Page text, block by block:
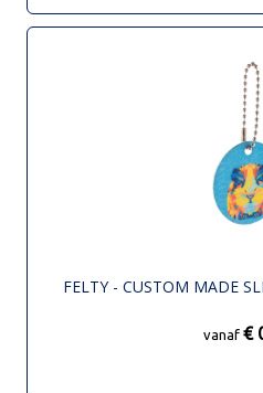
FELTY - CUSTOM MADE
vanaf €